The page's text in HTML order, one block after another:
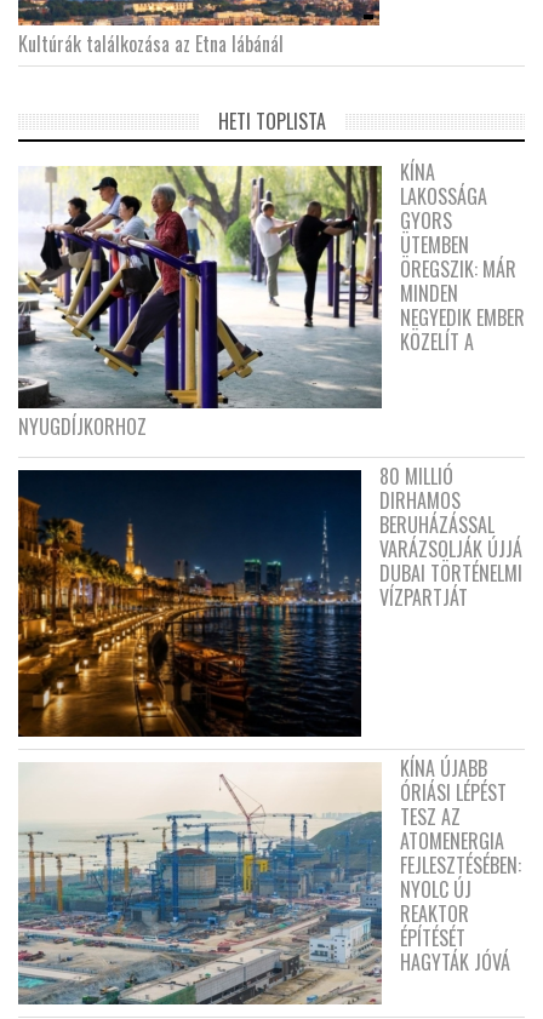
Kultúrák találkozása az Etna lábánál
HETI TOPLISTA
KÍNA
LAKOSSÁGA
GYORS
ÜTEMBEN
ÖREGSZIK: MÁR
MINDEN
NEGYEDIK EMBER
KÖZELÍT A
NYUGDÍJKORHOZ
80 MILLIÓ
DIRHAMOS
BERUHÁZÁSSAL
VARÁZSOLJÁK ÚJJÁ
DUBAI TÖRTÉNELMI
VÍZPARTJÁT
KÍNA ÚJABB
ÓRIÁSI LÉPÉST
TESZ AZ
ATOMENERGIA
FEJLESZTÉSÉBEN:
NYOLC ÚJ
REAKTOR
ÉPÍTÉSÉT
HAGYTÁK JÓVÁ